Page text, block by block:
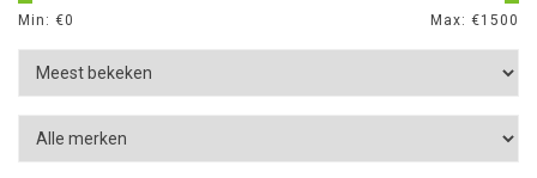
Min: €0 Max: €1500